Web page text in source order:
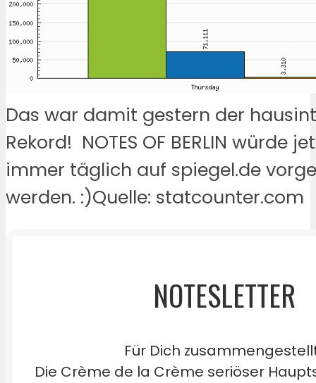
Das war damit gestern der
Rekord! NOTES OF BERLIN würde
immer täglich auf spiegel.de
werden. :)Quelle: statcounter.com
NOTESLETTER
Für Dich
Die Crème de la Crème seriöser